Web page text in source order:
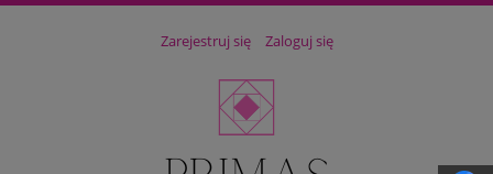
Zarejestruj się Zaloguj się